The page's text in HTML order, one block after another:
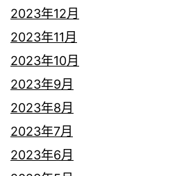
2023年12月
2023年11月
2023年10月
2023年9月
2023年8月
2023年7月
2023年6月